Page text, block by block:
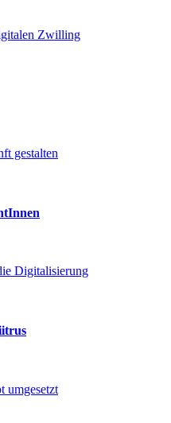
Zwilling
gestalten
Digitalisierung
umgesetzt